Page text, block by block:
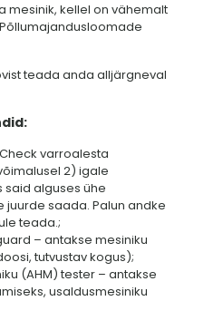
kellel on vähemalt
teada anda alljärgneval
varroalesta
2) igale
said alguses ühe
juurde saada. Palun andke
teada.;
– antakse mesiniku
tutvustav kogus);
(AHM) tester – antakse
usaldusmesiniku